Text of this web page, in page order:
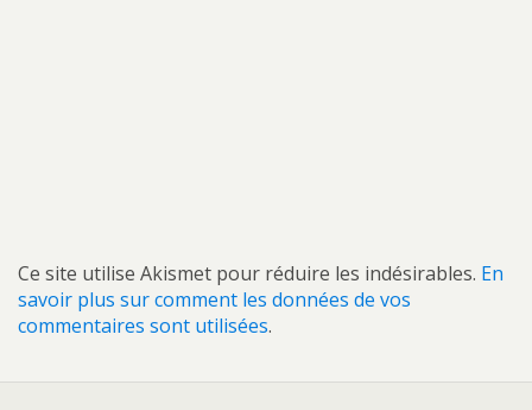
Ce site utilise Akismet pour réduire les indésirables. En
savoir plus sur comment les données de vos
commentaires sont utilisées.